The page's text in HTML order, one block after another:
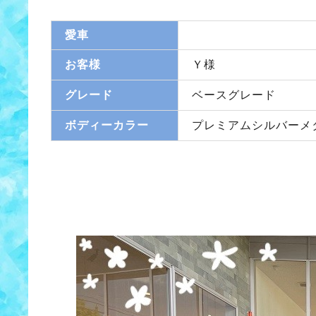
愛車
お客様 Ｙ様
グレード ベースグレード
ボディーカラー プレミアムシルバーメ